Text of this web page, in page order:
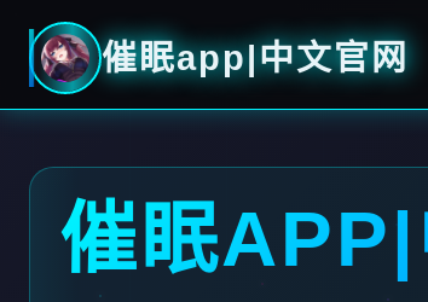
催眠app|中文官网
催眠